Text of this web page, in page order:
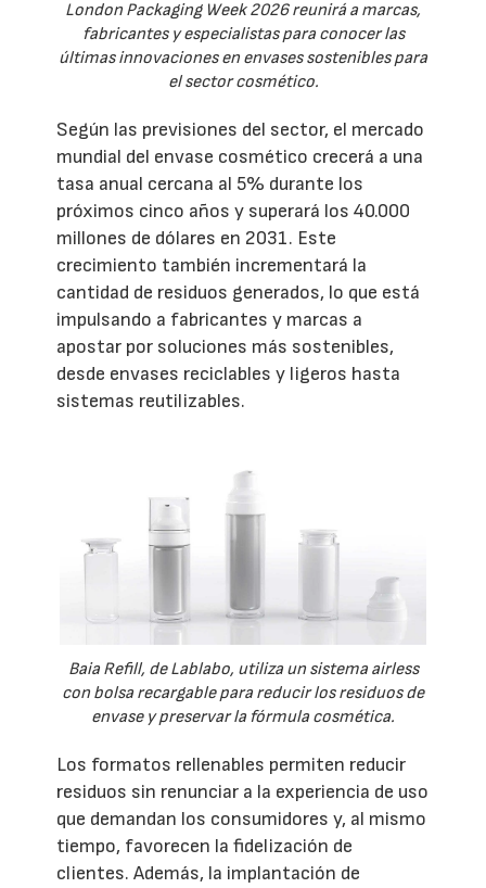
London Packaging Week 2026 reunirá a marcas,
fabricantes y especialistas para conocer las
últimas innovaciones en envases sostenibles para
el sector cosmético.
Según las previsiones del sector, el mercado
mundial del envase cosmético crecerá a una
tasa anual cercana al 5% durante los
próximos cinco años y superará los 40.000
millones de dólares en 2031. Este
crecimiento también incrementará la
cantidad de residuos generados, lo que está
impulsando a fabricantes y marcas a
apostar por soluciones más sostenibles,
desde envases reciclables y ligeros hasta
sistemas reutilizables.
Baia Refill, de Lablabo, utiliza un sistema airless
con bolsa recargable para reducir los residuos de
envase y preservar la fórmula cosmética.
Los formatos rellenables permiten reducir
residuos sin renunciar a la experiencia de uso
que demandan los consumidores y, al mismo
tiempo, favorecen la fidelización de
clientes. Además, la implantación de